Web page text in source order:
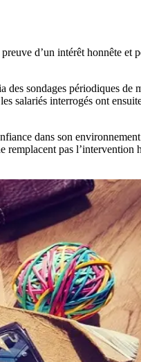
d’un intérêt honnête et
des sondages périodiques de
salariés interrogés ont
dans son
remplacent pas l’intervention